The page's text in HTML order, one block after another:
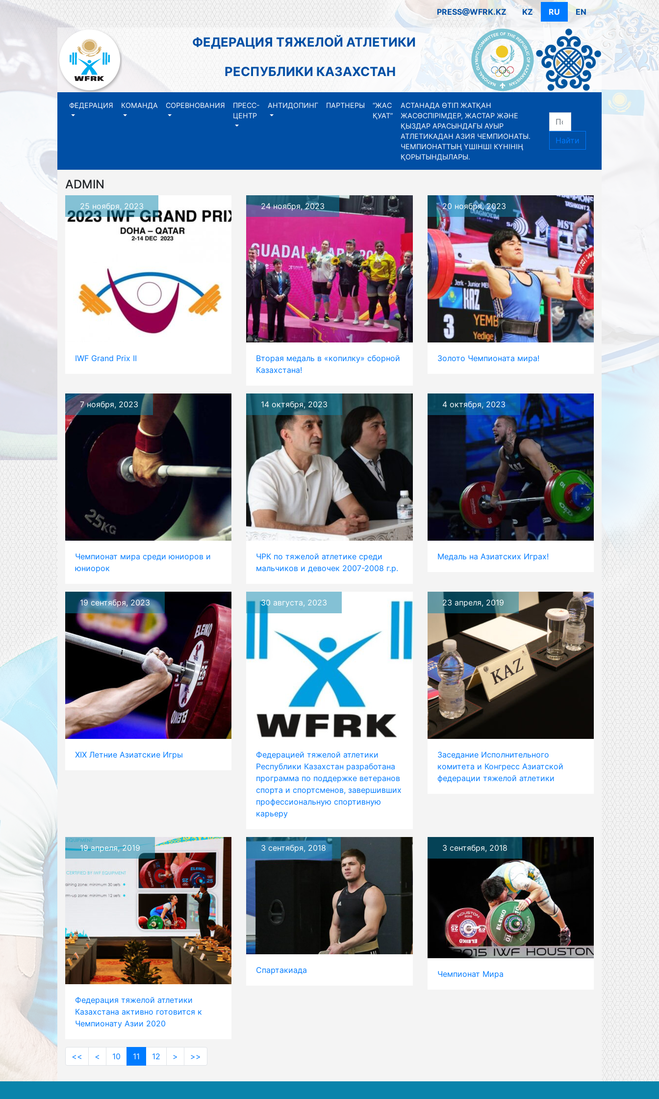
PRESS@WFRK.KZ KZ RU EN
ФЕДЕРАЦИЯ ТЯЖЕЛОЙ АТЛЕТИКИ
РЕСПУБЛИКИ КАЗАХСТАН
ФЕДЕРАЦИЯ КОМАНДА СОРЕВНОВАНИЯ
ПРЕСС-
ЦЕНТР
АНТИДОПИНГ ПАРТНЕРЫ
“ЖАС
ҚУАТ”
АСТАНАДА ӨТІП ЖАТҚАН
ЖАСӨСПІРІМДЕР, ЖАСТАР ЖӘНЕ
ҚЫЗДАР АРАСЫНДАҒЫ АУЫР
АТЛЕТИКАДАН АЗИЯ ЧЕМПИОНАТЫ.
ЧЕМПИОНАТТЫҢ ҮШІНШІ КҮНІНІҢ
ҚОРЫТЫНДЫЛАРЫ.
Найти
ADMIN
IWF Grand Prix II
25 ноября, 2023
Вторая медаль в «копилку» сборной
Казахстана!
24 ноября, 2023
Золото Чемпионата мира!
20 ноября, 2023
Чемпионат мира среди юниоров и
юниорок
7 ноября, 2023
ЧРК по тяжелой атлетике среди
мальчиков и девочек 2007-2008 г.р.
14 октября, 2023
Медаль на Азиатских Играх!
4 октября, 2023
XIX Летние Азиатские Игры
19 сентября, 2023
Федерацией тяжелой атлетики
Республики Казахстан разработана
программа по поддержке ветеранов
спорта и спортсменов, завершивших
профессиональную спортивную
карьеру
30 августа, 2023
Заседание Исполнительного
комитета и Конгресс Азиатской
федерации тяжелой атлетики
23 апреля, 2019
Федерация тяжелой атлетики
Казахстана активно готовится к
Чемпионату Азии 2020
19 апреля, 2019
Спартакиада
3 сентября, 2018
Чемпионат Мира
3 сентября, 2018
<< < 10 11 12 > >>